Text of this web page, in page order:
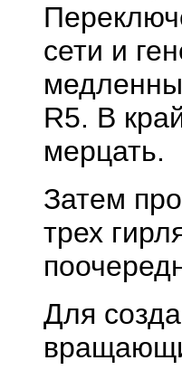
сети и
R5. В
мерцать.
Затем
трех
Для